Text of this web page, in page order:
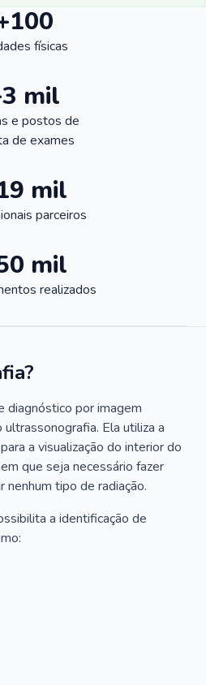
físicas
mil
e postos de
de exames
mil
parceiros
mil
realizados
diagnóstico por imagem
Ela utiliza a
a visualização do interior do
que seja necessário fazer
nenhum tipo de radiação.
a identificação de